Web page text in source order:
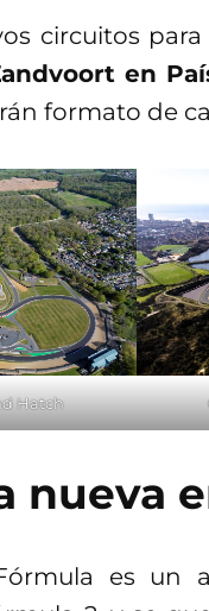
circuitos
en
formato de
Hatch
nueva
es un